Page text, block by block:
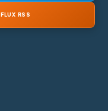
FLUX RSS